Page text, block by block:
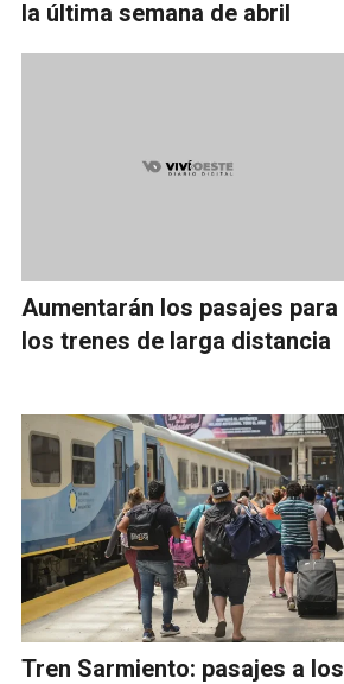
la última semana de abril
Aumentarán los pasajes para
los trenes de larga distancia
Tren Sarmiento: pasajes a los